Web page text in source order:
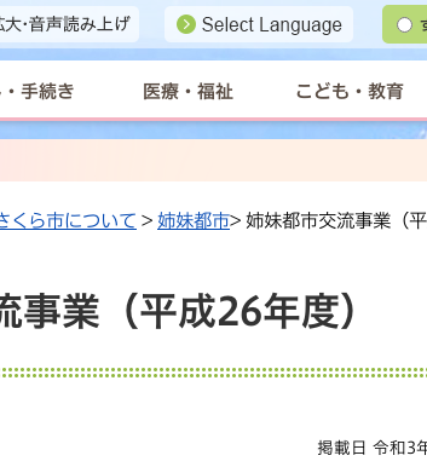
・手続き 医療・福祉 こども・教育
くら市について > 姉妹都市> 姉妹都市交流事業（平
事業（平成26年度）
掲載日 令和3